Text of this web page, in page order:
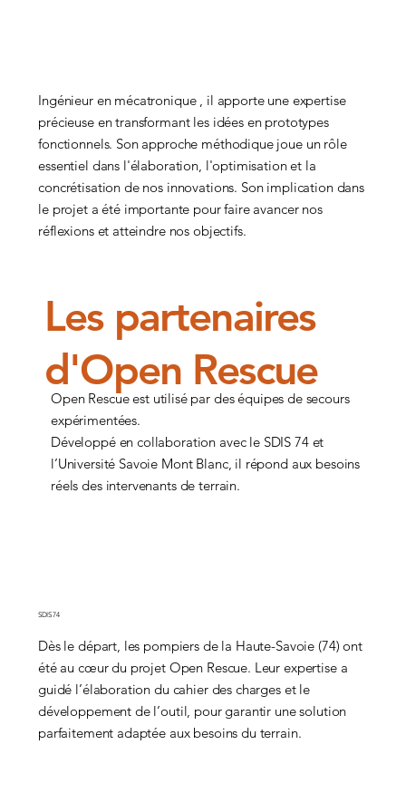
Les partenaires
d'Open Rescue
Open Rescueest utilisé par des équipes de secours
expérimentées.
Développé en collaboration avec le SDIS 74 et
l’Université Savoie Mont Blanc, il répond aux besoins
réels des intervenants de terrain.
SDIS 74
Dès le départ, les pompiers de la Haute-Savoie (74) ont
été au cœur du projet Open Rescue. Leur expertise a
guidé l’élaboration du cahier des charges et le
développement de l’outil, pour garantir une solution
parfaitement adaptée aux besoins du terrain.
Ingénieur en mécatronique , il apporte une expertise
précieuse en transformant les idées en prototypes
fonctionnels. Son approche méthodique joue un rôle
essentiel dans l'élaboration, l'optimisation et la
concrétisation de nos innovations. Son implication dans
le projet a été importante pour faire avancer nos
réflexions et atteindre nos objectifs.